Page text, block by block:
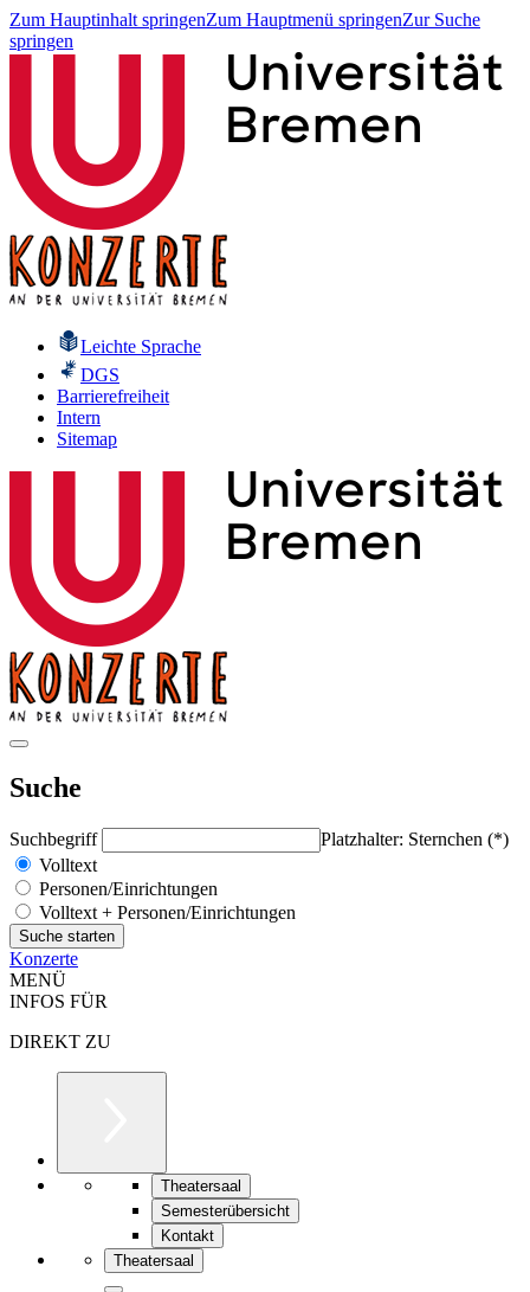
Zum Hauptinhalt springenZum Hauptmenü springenZur Suche
springen
Leichte Sprache
DGS
Barrierefreiheit
Intern
Sitemap
Suche
Suchbegriff
Platzhalter: Sternchen (*)
Volltext
Personen/Einrichtungen
Volltext + Personen/Einrichtungen
Konzerte
MENÜ
INFOS FÜR
DIREKT ZU
Theatersaal
Semesterübersicht
Kontakt
Theatersaal